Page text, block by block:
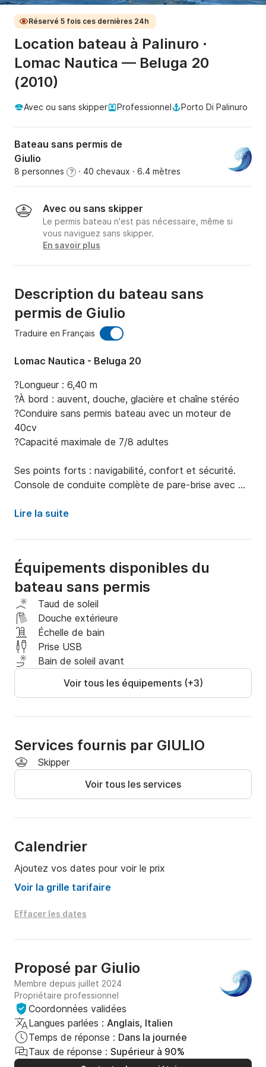
Réservé 5 fois ces dernières 24h
Location bateau à Palinuro ·
Lomac Nautica — Beluga 20
(2010)
Avec ou sans skipper Professionnel Porto Di Palinuro
Bateau sans permis de
Giulio
8 personnes ? · 40 chevaux · 6.4 mètres
Avec ou sans skipper
Le permis bateau n'est pas nécessaire, même si
vous naviguez sans skipper.
En savoir plus
Description du bateau sans
permis de Giulio
Traduire en Français
Lomac Nautica - Beluga 20
?Longueur : 6,40 m
?À bord : auvent, douche, glacière et chaîne stéréo
?Conduire sans permis bateau avec un moteur de
40cv
?Capacité maximale de 7/8 adultes
Ses points forts : navigabilité, confort et sécurité.
Console de conduite complète de pare-brise avec
fibre de verre avec coussins. Grand coin salon à
Idéal pour votre journée en mer, en toute détente et
sécurité, au rythme de la musique, grâce à la stéréo
Bluetooth.
Lire la suite
Équipements disponibles du
bateau sans permis
Taud de soleil
Douche extérieure
Échelle de bain
Prise USB
Bain de soleil avant
Voir tous les équipements (+3)
Services fournis par GIULIO
Skipper
Voir tous les services
Calendrier
Ajoutez vos dates pour voir le prix
Voir la grille tarifaire
Effacer les dates
Proposé par Giulio
Membre depuis juillet 2024
Propriétaire professionnel
Coordonnées validées
Langues parlées : Anglais, Italien
Temps de réponse : Dans la journée
Taux de réponse : Supérieur à 90%